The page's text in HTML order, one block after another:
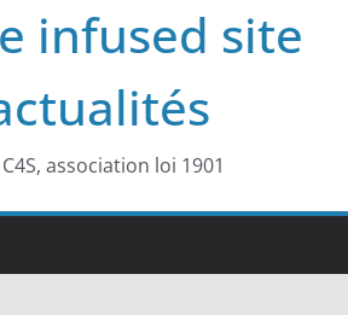
infused site
association loi 1901